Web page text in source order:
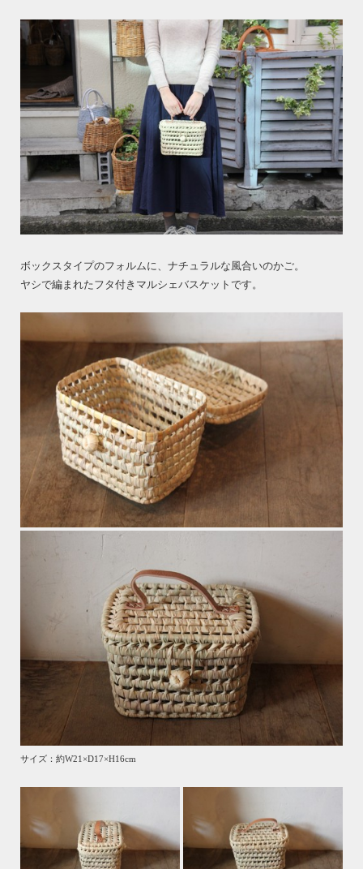
ボックスタイプのフォルムに、ナチュラルな風合いのかご。
ヤシで編まれたフタ付きマルシェバスケットです。
サイズ：約W21×D17×H16cm